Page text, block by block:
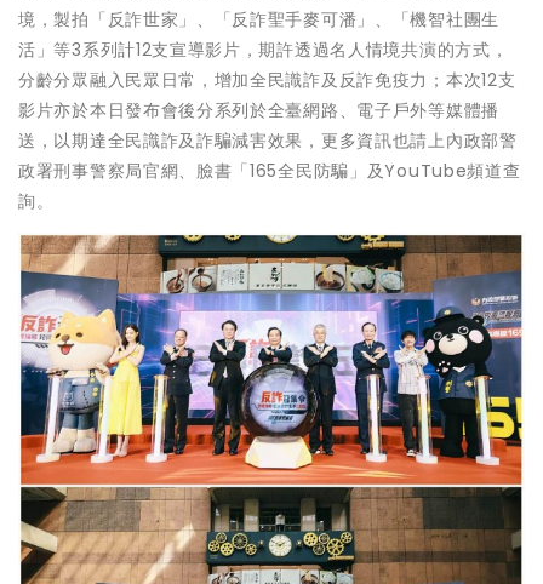
境，製拍「反詐世家」、「反詐聖手麥可潘」、「機智社團生
活」等3系列計12支宣導影片，期許透過名人情境共演的方式，
分齡分眾融入民眾日常，增加全民識詐及反詐免疫力；本次12支
影片亦於本日發布會後分系列於全臺網路、電子戶外等媒體播
送，以期達全民識詐及詐騙減害效果，更多資訊也請上內政部警
政署刑事警察局官網、臉書「165全民防騙」及YouTube頻道查
詢。